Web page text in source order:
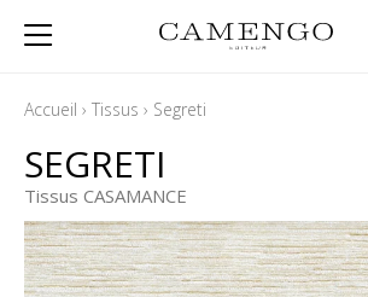
Accueil › Tissus › Segreti
SEGRETI
Tissus CASAMANCE